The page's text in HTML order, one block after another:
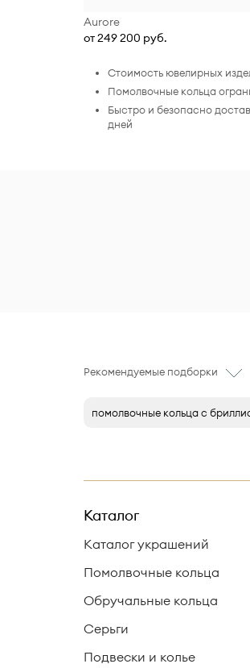
Aurore
от 249 200 руб.
Стоимость ювелирных
Помолвочные кольца
Быстро и безопасно
дней
Рекомендуемые подборки
помолвочные кольца с
Каталог
Каталог украшений
Помолвочные кольца
Обручальные кольца
Серьги
Подвески и колье